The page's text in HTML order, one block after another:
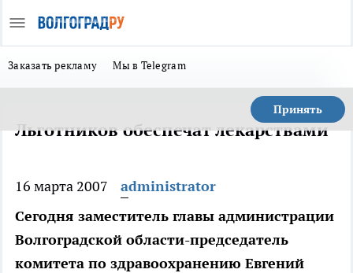
Заказать рекламу Мы в Telegram
Принять
Льготников обеспечат лекарствами
16 марта 2007
administrator
Сегодня заместитель главы администрации
Волгоградской области-председатель
комитета по здравоохранению Евгений